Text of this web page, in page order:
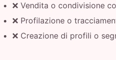
❌ Vendita o condivisione
❌ Profilazione o
❌ Creazione di profili o